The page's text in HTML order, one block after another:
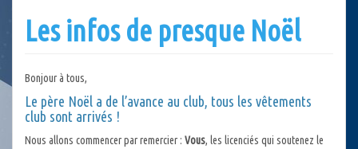
Les infos de presque Noël
Bonjour à tous,
Le père Noël a de l’avance au club, tous les vêtements
club sont arrivés !
Nous allons commencer par remercier : Vous, les licenciés qui soutenez le